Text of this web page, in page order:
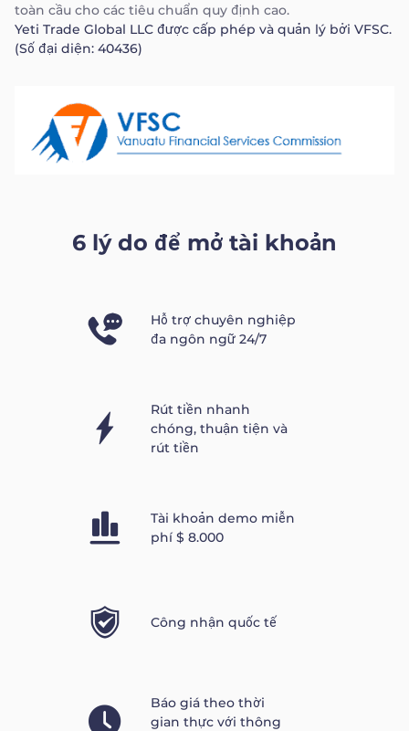
toàn cầu cho các tiêu chuẩn quy định cao.
Yeti Trade Global LLC được cấp phép và quản lý bởi VFSC.
(Số đại diện: 40436)
6 lý do để mở tài khoản
Hỗ trợ chuyên nghiệp
đa ngôn ngữ 24/7
Rút tiền nhanh
chóng, thuận tiện và
rút tiền
Tài khoản demo miễn
phí $ 8.000
Công nhận quốc tế
Báo giá theo thời
gian thực với thông